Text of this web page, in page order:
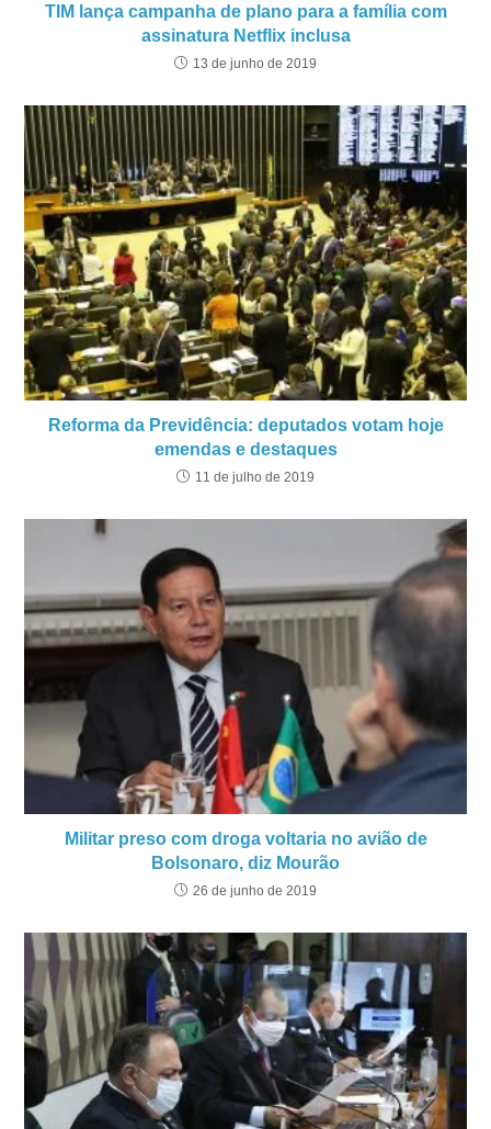
TIM lança campanha de plano para a família com
assinatura Netflix inclusa
13 de junho de 2019
Reforma da Previdência: deputados votam hoje
emendas e destaques
11 de julho de 2019
Militar preso com droga voltaria no avião de
Bolsonaro, diz Mourão
26 de junho de 2019